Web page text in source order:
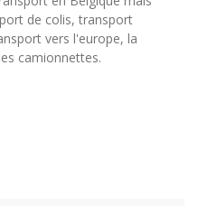
de colis, transport
vers l'europe, la
camionnettes.